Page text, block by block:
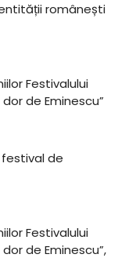
românești
Festivalului
de Eminescu”
festival de
Festivalului
de Eminescu”,